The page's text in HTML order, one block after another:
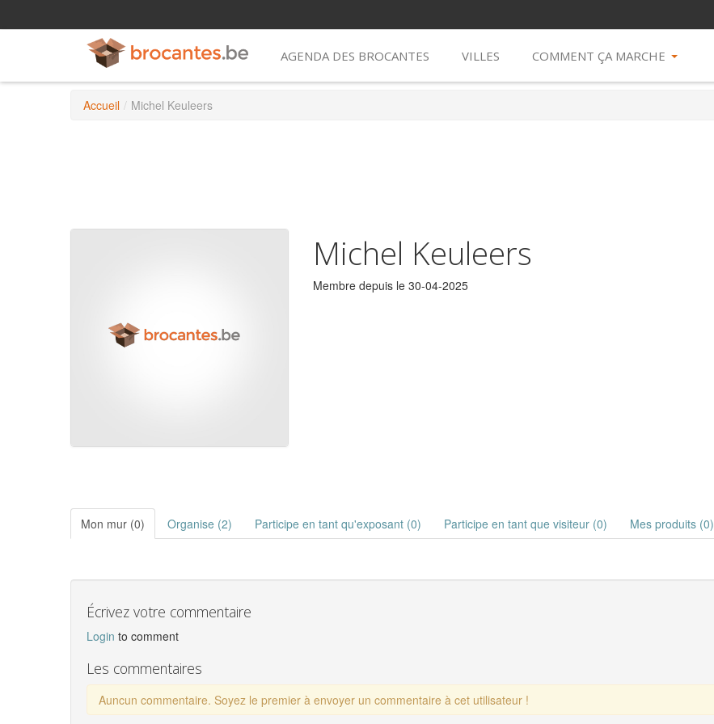
AGENDA DES BROCANTES VILLES COMMENT ÇA MARCHE
Accueil / Michel Keuleers
Michel Keuleers
Membre depuis le 30-04-2025
Mon mur (0) Organise (2) Participe en tant qu'exposant (0) Participe en tant que visiteur (0) Mes produits (0)
Écrivez votre commentaire
Login to comment
Les commentaires
Auncun commentaire. Soyez le premier à envoyer un commentaire à cet utilisateur !